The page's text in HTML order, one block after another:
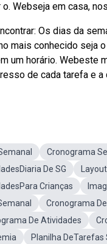
Webseja em casa,
Os dias da
mais conhecido seja
um horário. Webeste
de cada tarefa e
Cronograma
De SG
Crianças
Cronograma
De Atividades
Planilha DeTarefas